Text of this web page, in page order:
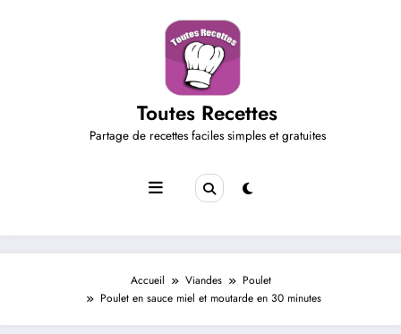
Toutes Recettes
Partage de recettes faciles simples et gratuites
Accueil Viandes
Poulet
Poulet en sauce miel et moutarde en 30 minutes